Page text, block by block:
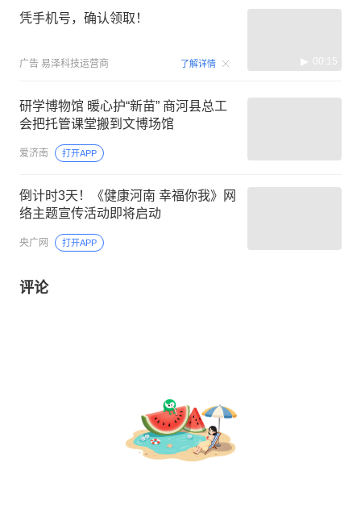
凭手机号，确认领取！
广告 易泽科技运营商 了解详情 00:15
研学博物馆 暖心护“新苗” 商河县总工
会把托管课堂搬到文博场馆
爱济南 打开APP
倒计时3天！《健康河南 幸福你我》网
络主题宣传活动即将启动
央广网 打开APP
评论